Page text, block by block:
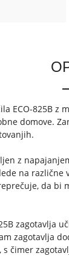
ECO-825B z
domove.
z
na
da bi
zagotavlja
zagotavlja
čimer